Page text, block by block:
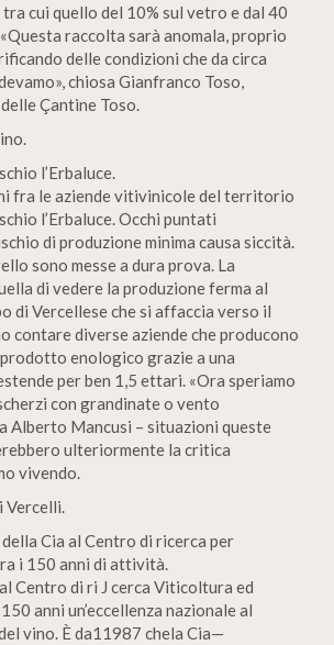
cui quello del 10% sul vetro e dal 40
raccolta sarà anomala, proprio
delle condizioni che da circa
chiosa Gianfranco Toso,
Çantine Toso.
l’Erbaluce.
fra le aziende vitivinicole del territorio
l’Erbaluce. Occhi puntati
di produzione minima causa siccità.
sono messe a dura prova. La
di vedere la produzione ferma al
di Vercellese che si affaccia verso il
contare diverse aziende che producono
enologico grazie a una
per ben 1,5 ettari. «Ora speriamo
con grandinate o vento
Alberto Mancusi – situazioni queste
ulteriormente la critica
vivendo.
Vercelli.
Cia al Centro di ricerca per
i 150 anni di attività.
Centro di ri J cerca Viticoltura ed
anni un’eccellenza nazionale al
vino. È da11987 chela Cia—